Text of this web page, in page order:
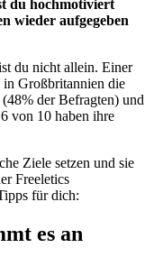
du hochmotiviert
wieder aufgegeben
du nicht allein. Einer
Großbritannien die
der Befragten) und
von 10 haben ihre
Ziele setzen und sie
Freeletics
für dich:
es an